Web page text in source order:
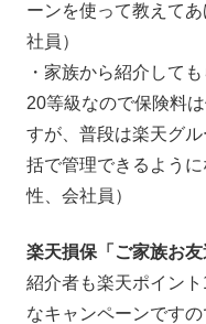
ーンを使って教えて
社員）
・家族から紹介して
20等級なので保険料
すが、普段は楽天グ
括で管理できるよう
性、会社員）
楽天損保「ご家族お
紹介者も楽天ポイン
なキャンペーンです